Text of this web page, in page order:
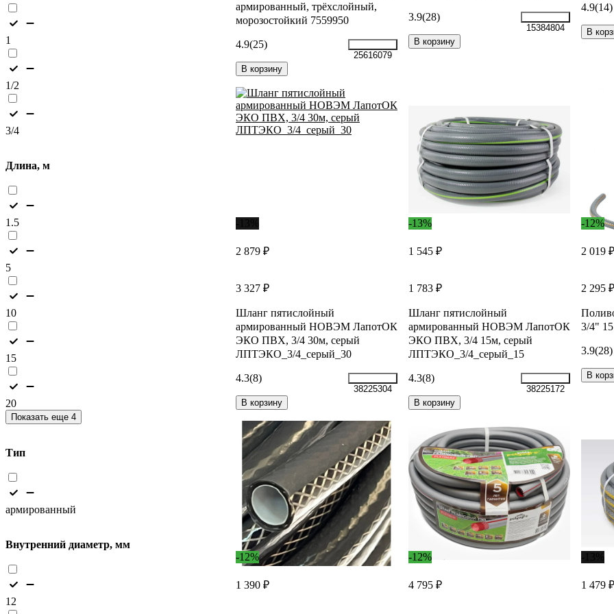
1
1/2
3/4
Длина, м
1.5
5
10
15
20
Показать еще 4
Тип
армированный
Внутренний диаметр, мм
12
армированный, трёхслойный,
морозостойкий 7559950
4.9(25)
25616079
В корзину
3.9(28)
15384804
В корзину
4.9(14)
В
2 879 ₽
3 327 ₽
Шланг пятислойный
армированный НОВЭМ ЛапотОК
ЭКО ПВХ, 3/4 30м, серый
ЛПТЭКО_3/4_серый_30
4.3(8)
38225304
В корзину
-13%
1 545 ₽
1 783 ₽
Шланг пятислойный
армированный НОВЭМ ЛапотОК
ЭКО ПВХ, 3/4 15м, серый
ЛПТЭКО_3/4_серый_15
4.3(8)
38225172
В корзину
-12%
2 019 ₽
2 295 ₽
3/4"
3.9(28)
В
-12%
1 390 ₽
-12%
4 795 ₽ 1 479 ₽